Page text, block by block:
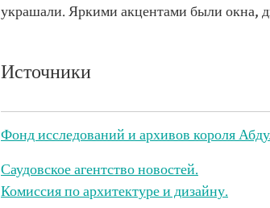
украшали. Яркими акцентами были окна,
Источники
Фонд исследований и архивов короля
Саудовское агентство новостей.
Комиссия по архитектуре и дизайну.